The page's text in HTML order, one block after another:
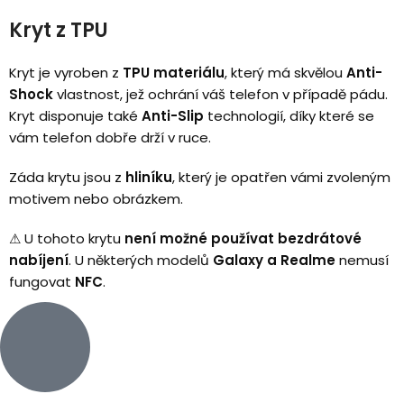
Kryt z TPU
Kryt je vyroben z TPU materiálu, který má skvělou Anti-
Shockvlastnost, jež ochrání váš telefon v případě pádu.
Kryt disponuje také Anti-Slip technologií, díky které se
vám telefon dobře drží v ruce.
Záda krytu jsou z hliníku, který je opatřen vámi zvoleným
motivem nebo obrázkem.
⚠U tohoto krytu není možné používat bezdrátové
nabíjení. U některých modelů Galaxy a Realmenemusí
fungovat NFC.